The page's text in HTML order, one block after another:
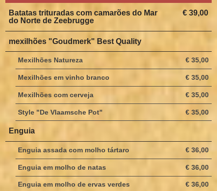
€ 39,00
Batatas trituradas com camarões do Mar
do Norte de Zeebrugge
mexilhões "Goudmerk" Best Quality
€ 35,00
Mexilhões Natureza
€ 35,00
Mexilhões em vinho branco
€ 35,00
Mexilhões com cerveja
€ 35,00
Style "De Vlaamsche Pot"
Enguia
€ 36,00
Enguia assada com molho tártaro
€ 36,00
Enguia em molho de natas
€ 36,00
Enguia em molho de ervas verdes